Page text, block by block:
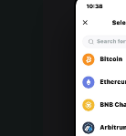
Português
Bahasa Indonesia